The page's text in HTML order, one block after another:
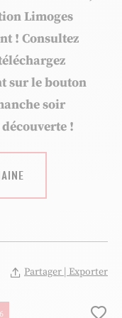
Limoges
! Consultez
sur le bouton
soir
!
Partager | Exporter